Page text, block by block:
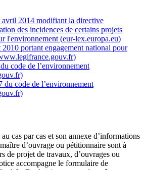
2014 modifiant la directive
des incidences de certains projets
l'environnement (eur-lex.europa.eu)
portant engagement national pour
code de l’environnement
du code de l’environnement
cas par cas et son annexe d’informations
d’ouvrage ou pétitionnaire sont à
de projet de travaux, d’ouvrages ou
accompagne le formulaire de